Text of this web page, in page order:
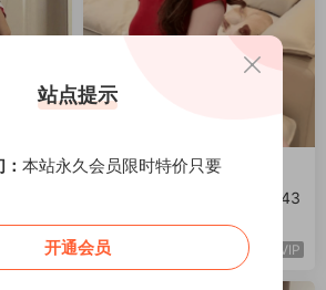
合集
VIP
抖音反差合集
【岛遇】抖音小范范合集【43
5天前 VIP
站点提示
本站永久会员限时特价只要
开通会员